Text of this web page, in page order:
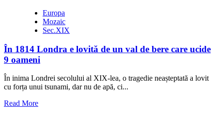
Europa
Mozaic
Sec.XIX
În 1814 Londra e lovită de un val de bere care ucide
9 oameni
În inima Londrei secolului al XIX-lea, o tragedie neașteptată a lovit
cu forța unui tsunami, dar nu de apă, ci...
Read MoreRead